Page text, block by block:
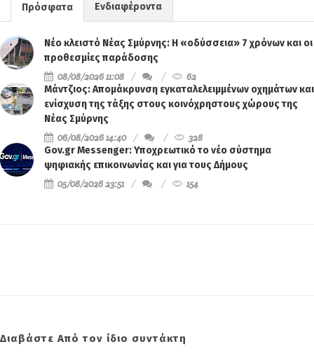
Πρόσφατα Ενδιαφέροντα
Νέο κλειστό Νέας Σμύρνης: Η «οδύσσεια» 7 χρόνων και οι
προθεσμίες παράδοσης
08/08/2026 11:08
62
Μάντζιος: Απομάκρυνση εγκαταλελειμμένων οχημάτων και
ενίσχυση της τάξης στους κοινόχρηστους χώρους της
Νέας Σμύρνης
06/08/2026 14:40
328
Gov.gr Messenger: Υποχρεωτικό το νέο σύστημα
ψηφιακής επικοινωνίας και για τους Δήμους
05/08/2026 23:51
154
Διαβάστε Από τον ίδιο συντάκτη